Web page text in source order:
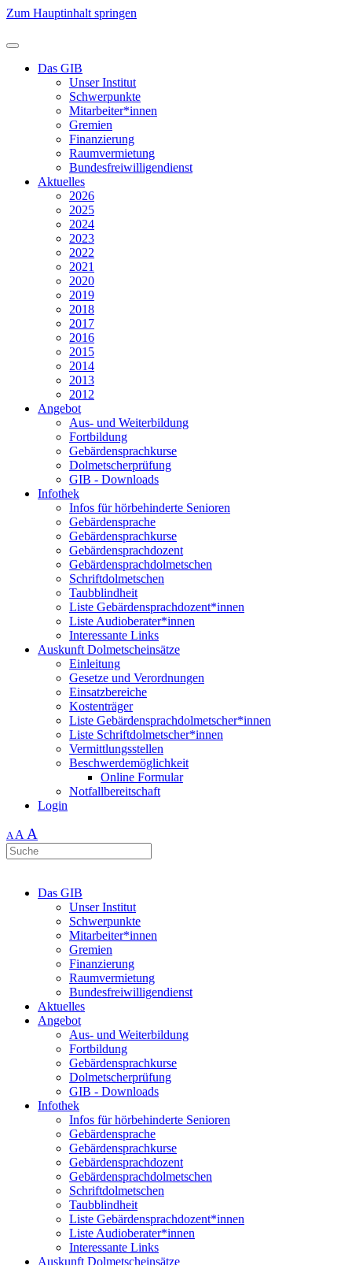
Zum Hauptinhalt springen
Das GIB
Unser Institut
Schwerpunkte
Mitarbeiter*innen
Gremien
Finanzierung
Raumvermietung
Bundesfreiwilligendienst
Aktuelles
2026
2025
2024
2023
2022
2021
2020
2019
2018
2017
2016
2015
2014
2013
2012
Angebot
Aus- und Weiterbildung
Fortbildung
Gebärdensprachkurse
Dolmetscherprüfung
GIB - Downloads
Infothek
Infos für hörbehinderte Senioren
Gebärdensprache
Gebärdensprachkurse
Gebärdensprachdozent
Gebärdensprachdolmetschen
Schriftdolmetschen
Taubblindheit
Liste Gebärdensprachdozent*innen
Liste Audioberater*innen
Interessante Links
Auskunft Dolmetscheinsätze
Einleitung
Gesetze und Verordnungen
Einsatzbereiche
Kostenträger
Liste Gebärdensprachdolmetscher*innen
Liste Schriftdolmetscher*innen
Vermittlungsstellen
Beschwerdemöglichkeit
Online Formular
Notfallbereitschaft
Login
AA A
Das GIB
Unser Institut
Schwerpunkte
Mitarbeiter*innen
Gremien
Finanzierung
Raumvermietung
Bundesfreiwilligendienst
Aktuelles
Angebot
Aus- und Weiterbildung
Fortbildung
Gebärdensprachkurse
Dolmetscherprüfung
GIB - Downloads
Infothek
Infos für hörbehinderte Senioren
Gebärdensprache
Gebärdensprachkurse
Gebärdensprachdozent
Gebärdensprachdolmetschen
Schriftdolmetschen
Taubblindheit
Liste Gebärdensprachdozent*innen
Liste Audioberater*innen
Interessante Links
Auskunft Dolmetscheinsätze